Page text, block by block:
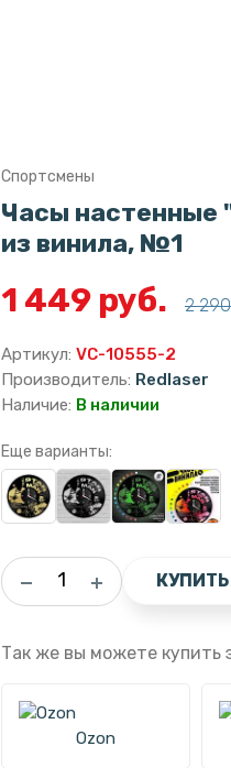
Спортсмены
Часы настенные
из винила, №1
1 449 руб. 2
Артикул: VC-10555-2
Производитель: Redlaser
Наличие: В наличии
Еще варианты:
КУПИТЬ
Так же вы можете купить
Ozon